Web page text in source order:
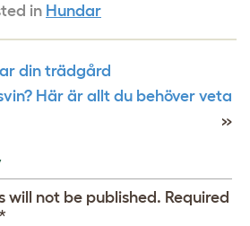
in Hundar
din trädgård
Här är allt du behöver veta
»
will not be published. Required
*